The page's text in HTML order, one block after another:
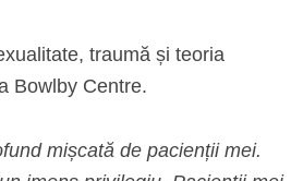
traumă și teoria
Bowlby Centre.
mișcată de pacienții mei.